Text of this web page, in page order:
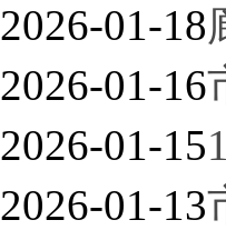
2026-01-18
2026-01-16
2026-01-15
2026-01-13